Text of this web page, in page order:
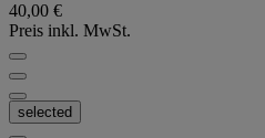
40,00 €
Preis inkl. MwSt.
selected